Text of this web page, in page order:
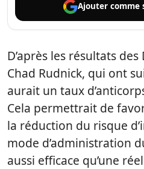
Ajouter comme
D’après les résultats
Chad Rudnick, qui ont
aurait un taux
Cela permettrait de
la réduction du risque
mode d’administration
aussi efficace qu’une